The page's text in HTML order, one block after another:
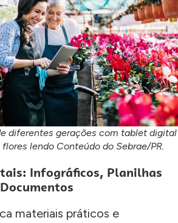
diferentes gerações com tablet digital
lendo Conteúdo do Sebrae/PR.
Infográficos, Planilhas
materiais práticos e